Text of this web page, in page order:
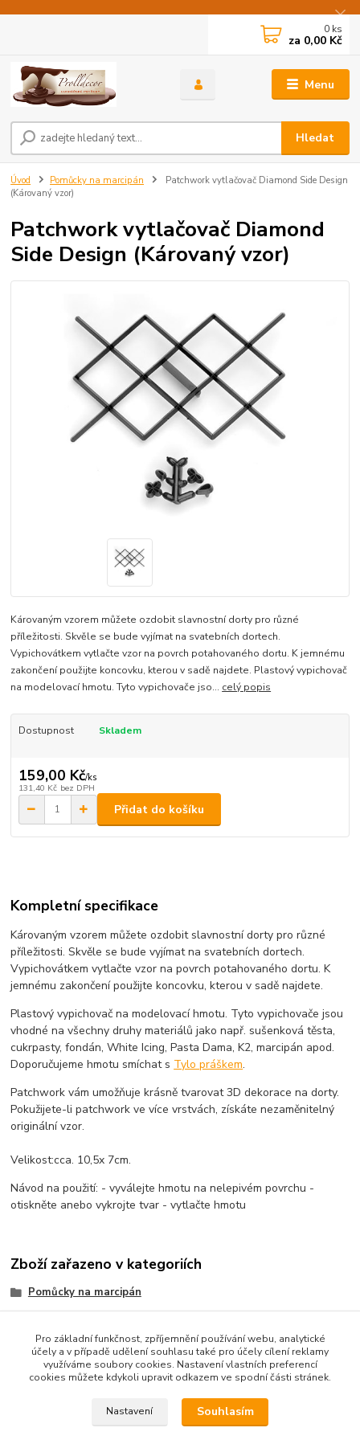
Menu
Hledat
0 ks
za 0,00 Kč
Úvod Pomůcky na marcipán
Patchwork vytlačovač Diamond Side Design
(Károvaný vzor)
Patchwork vytlačovač Diamond
Side Design (Károvaný vzor)
Károvaným vzorem můžete ozdobit slavnostní dorty pro různé
příležitosti. Skvěle se bude vyjímat na svatebních dortech.
Vypichovátkem vytlačte vzor na povrch potahovaného dortu. K jemnému
zakončení použijte koncovku, kterou v sadě najdete. Plastový vypichovač
na modelovací hmotu. Tyto vypichovače jso... celý popis
Dostupnost Skladem
159,00 Kč/ks
131,40 Kč bez DPH
Přidat do košíku
Kompletní specifikace
Károvaným vzorem můžete ozdobit slavnostní dorty pro různé
příležitosti. Skvěle se bude vyjímat na svatebních dortech.
Vypichovátkem vytlačte vzor na povrch potahovaného dortu. K
jemnému zakončení použijte koncovku, kterou v sadě najdete.
Plastový vypichovač na modelovací hmotu. Tyto vypichovače jsou
vhodné na všechny druhy materiálů jako např. sušenková těsta,
cukrpasty, fondán, White Icing, Pasta Dama, K2, marcipán apod.
Doporučujeme hmotu smíchat s Tylo práškem.
Patchwork vám umožňuje krásně tvarovat 3D dekorace na dorty.
Pokužijete-li patchwork ve více vrstvách, získáte nezaměnitelný
originální vzor.
Velikost:cca. 10,5x 7cm.
Návod na použití: - vyválejte hmotu na nelepivém povrchu -
otiskněte anebo vykrojte tvar - vytlačte hmotu
Zboží zařazeno v kategoriích
Pomůcky na marcipán
vystavit kupujícímu účtenku. Zároveň je povinen zaevidovat
přijatou tržbu u správce daně online; v případě technického
Pro základní funkčnost, zpříjemnění používání webu, analytické
účely a v případě udělení souhlasu také pro účely cílení reklamy
využíváme soubory cookies. Nastavení vlastních preferencí
cookies můžete kdykoli upravit odkazem ve spodní části stránek.
Nastavení Souhlasím